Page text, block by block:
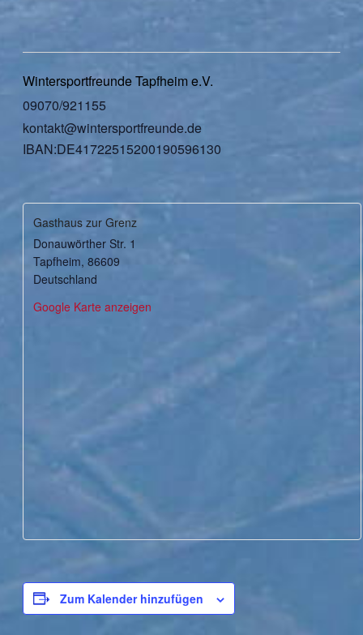
Wintersportfreunde Tapfheim e.V.
09070/921155
kontakt@wintersportfreunde.de
IBAN:DE41722515200190596130
Gasthaus zur Grenz
Donauwörther Str. 1
Tapfheim, 86609
Deutschland
Google Karte anzeigen
Zum Kalender hinzufügen